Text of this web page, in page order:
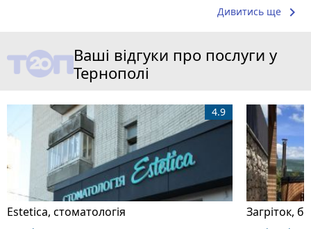
Дивитись ще keyboard_arrow_right
Ваші відгуки про послуги у
Тернополі
Estetica, стоматологія
4.9
Загріток,